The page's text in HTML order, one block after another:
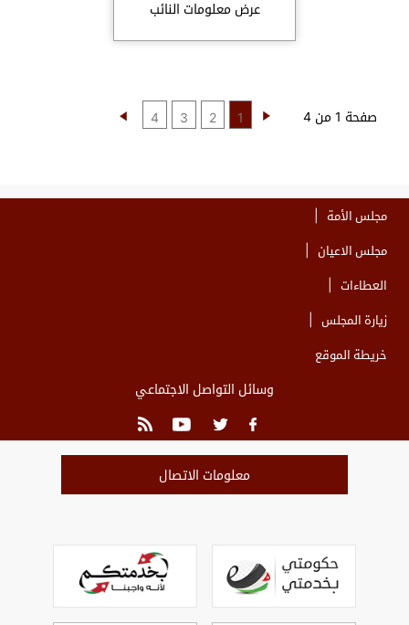
عرض معلومات النائب
صفحة 1 من 4 1
2
3
4
مجلس الأمة
مجلس الاعيان
العطاءات
زيارة المجلس
خريطة الموقع
وسائل التواصل الاجتماعي
معلومات الاتصال